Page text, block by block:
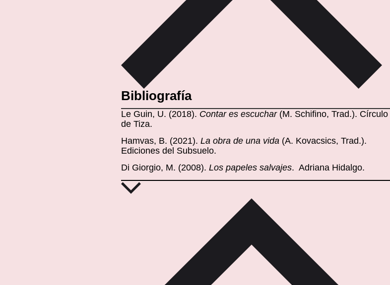
Bibliografía
Le Guin, U. (2018). Contar es escuchar (M. Schifino, Trad.). Círculo
de Tiza.
Hamvas, B. (2021).La obra de una vida (A. Kovacsics, Trad.).
Ediciones del Subsuelo.
Di Giorgio, M. (2008).Los papeles salvajes. Adriana Hidalgo.